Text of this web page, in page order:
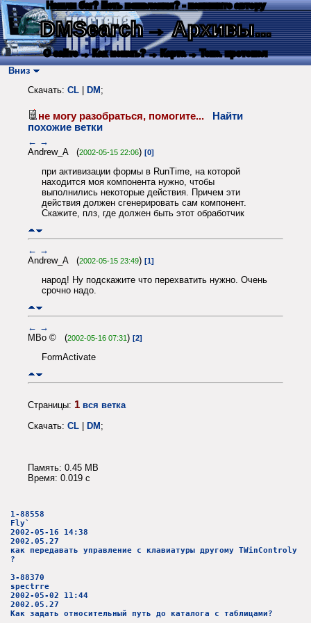
Нашли баг? Есть пожелания? - напишите автору
DMSearch→ Архивы...
О сайте → Как искать? → Карта → Текс. протокол
Вниз
Скачать: CL DM ;
не могу разобраться, помогите...
Найти
похожие ветки
← →
Andrew_A (2002-05-15 22:06) [0]
при активизации формы в RunTime, на которой
находится моя компонента нужно, чтобы
выполнились некоторые действия. Причем эти
действия должен сгенерировать сам компонент.
Скажите, плз, где должен быть этот обработчик
← →
Andrew_A (2002-05-15 23:49) [1]
народ! Ну подскажите что перехватить нужно. Очень
срочно надо.
← →
MBo © (2002-05-16 07:31) [2]
FormActivate
Страницы: 1 вся ветка
Скачать: CL | DM;
Память: 0.45 MB
Время: 0.019 c
1-88558
Fly`
2002-05-16 14:38
2002.05.27
как передавать управление с клавиатуры другому TWinControlу
?
3-88370
spectrre
2002-05-02 11:44
2002.05.27
Как задать относительный путь до каталога с таблицами?